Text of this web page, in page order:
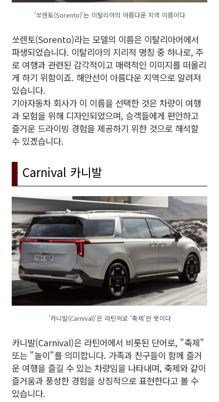
'쏘렌토(Sorento)'는 이탈리아의 아름다운 지역 이름이다
쏘렌토(Sorento)라는 모델의 이름은 이탈리아어에서
파생되었습니다. 이탈리아의 지리적 명칭 중 하나로, 주
로 여행과 관련된 감각적이고 매력적인 이미지를 떠올리
게 하기 위함이죠. 해안선이 아름다운 지역으로 알려져
있습니다.
기아자동차 회사가 이 이름을 선택한 것은 차량이 여행
과 모험을 위해 디자인되었으며, 승객들에게 편안하고
즐거운 드라이빙 경험을 제공하기 위한 것으로 해석할
수 있겠습니다.
Carnival 카니발
'카니발(Carnival)'은 라틴어로 '축제'란 뜻이다
카니발(Carnival)은 라틴어에서 비롯된 단어로, "축제"
또는 "놀이"를 의미합니다. 가족과 친구들이 함께 즐거
운 여행을 즐길 수 있는 차량임을 나타내며, 축제와 같이
즐거움과 풍성한 경험을 상징적으로 표현한다고 볼 수
있습니다.